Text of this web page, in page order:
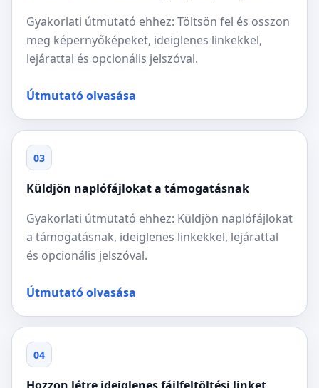
Gyakorlati útmutató ehhez: Töltsön fel és osszon
meg képernyőképeket, ideiglenes linkekkel,
lejárattal és opcionális jelszóval.
Útmutató olvasása
03
Küldjön naplófájlokat a támogatásnak
Gyakorlati útmutató ehhez: Küldjön naplófájlokat
a támogatásnak, ideiglenes linkekkel, lejárattal
és opcionális jelszóval.
Útmutató olvasása
04